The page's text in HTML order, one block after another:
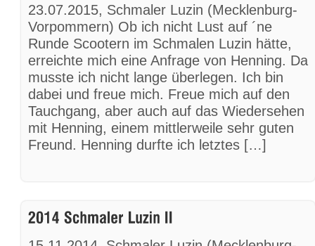
23.07.2015, Schmaler Luzin (Mecklenburg-
Vorpommern) Ob ich nicht Lust auf ´ne
Runde Scootern im Schmalen Luzin hätte,
erreichte mich eine Anfrage von Henning. Da
musste ich nicht lange überlegen. Ich bin
dabei und freue mich. Freue mich auf den
Tauchgang, aber auch auf das Wiedersehen
mit Henning, einem mittlerweile sehr guten
Freund. Henning durfte ich letztes […]